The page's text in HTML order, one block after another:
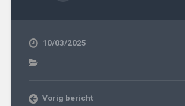
10/03/2025
Vorig bericht